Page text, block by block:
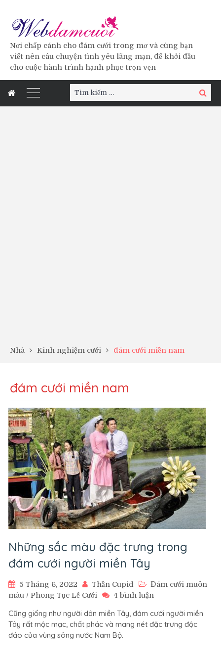
Nơi chấp cánh cho đám cưới trong mơ và cùng bạn
viết nên câu chuyện tình yêu lãng mạn, để khởi đầu
cho cuộc hành trình hạnh phục trọn vẹn
Tìm
kiếm:
Tìm
kiếm
Nhà Kinh nghiệm cưới đám cưới miền nam
đám cưới miền nam
Những sắc màu đặc trưng trong
đám cưới người miền Tây
5 Tháng 6, 2022 Thần Cupid
Đám cưới muôn
màu / Phong Tục Lễ Cưới 4 bình luận
sắc
màu
Cũng giống như người dân miền Tây, đám cưới người miền
Tây rất mộc mạc, chất phác và mang nét đặc trưng độc
đáo của vùng sông nước Nam Bộ.